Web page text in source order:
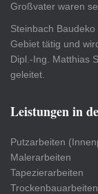
Großvater waren
Steinbach
Gebiet tätig und
Dipl.-Ing. Matthias
geleitet.
Leistungen in
Putzarbeiten
Malerarbeiten
Tapezierarbeiten
Trockenbauarbeiten